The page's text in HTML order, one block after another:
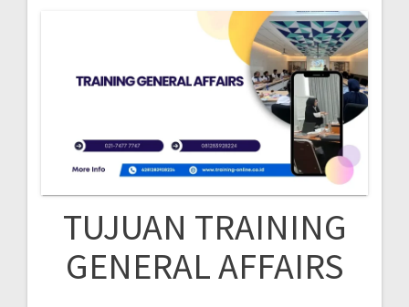
TUJUAN TRAINING
GENERAL AFFAIRS